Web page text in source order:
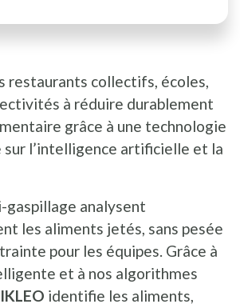
restaurants collectifs, écoles,
à réduire durablement
grâce à une technologie
sur l’intelligence artificielle et la
gaspillage analysent
les aliments jetés, sans pesée
pour les équipes. Grâce à
et à nos algorithmes
identifie les aliments,